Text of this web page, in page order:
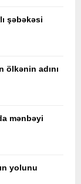
şəbəkəsi
ölkənin adını
mənbəyi
yolunu